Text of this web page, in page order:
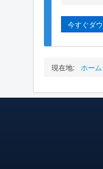
今すぐダ
現在地: ホーム